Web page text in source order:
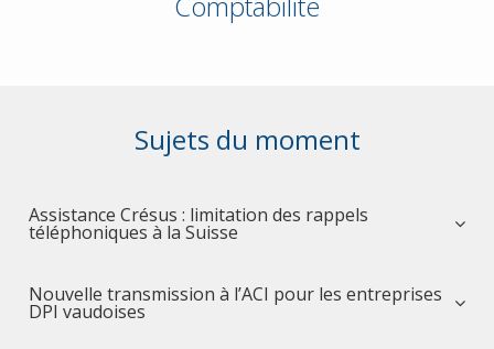
Sujets du moment
Assistance Crésus : limitation des rappels
téléphoniques à la Suisse
Nouvelle transmission à l’ACI pour les entreprises
DPI vaudoises